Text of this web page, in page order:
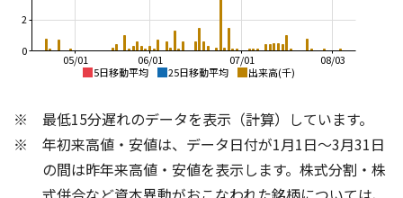
5日移動平均 25日移動平均 出来高(千)
08/03
07/01
06/01
05/01
0
2
1,300
1,400
1,500
1,200
1,400
1,600
1,800
2,000
最低15分遅れのデータを表示（計算）しています。
年初来高値・安値は、データ日付が1月1日～3月31日
の間は昨年来高値・安値を表示します。株式分割・株